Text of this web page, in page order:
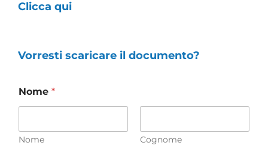
Clicca qui
Vorresti scaricare il documento?
Nome *
Nome Cognome